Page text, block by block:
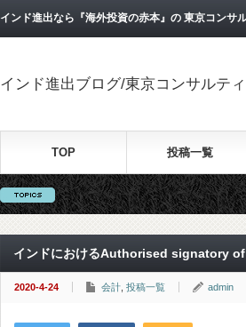
インド進出なら『海外投資の赤本』の 東京コンサ
インド進出ブログ/東京コンサルテ
TOP 投稿一覧
インドにおけるAuthorised signatory
2020-4-24 会計 投稿一覧 admin